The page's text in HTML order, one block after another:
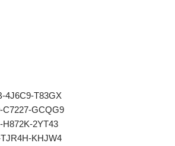
T83GX
GCQG9
2YT43
KHJW4